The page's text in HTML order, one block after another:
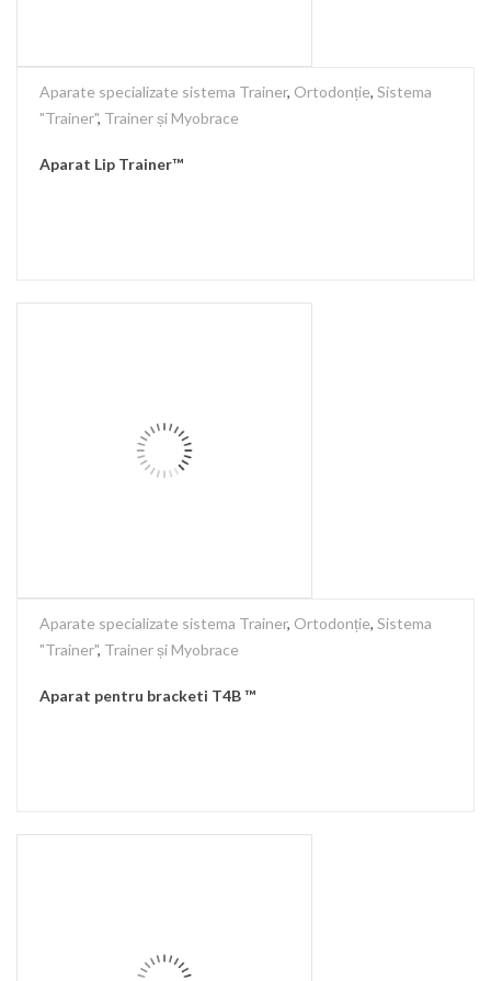
Aparate specializate sistema Trainer, Ortodonție, Sistema
"Trainer", Trainer și Myobrace
Aparat Lip Trainer™
Aparate specializate sistema Trainer, Ortodonție, Sistema
"Trainer", Trainer și Myobrace
Aparat pentru bracketi T4B ™